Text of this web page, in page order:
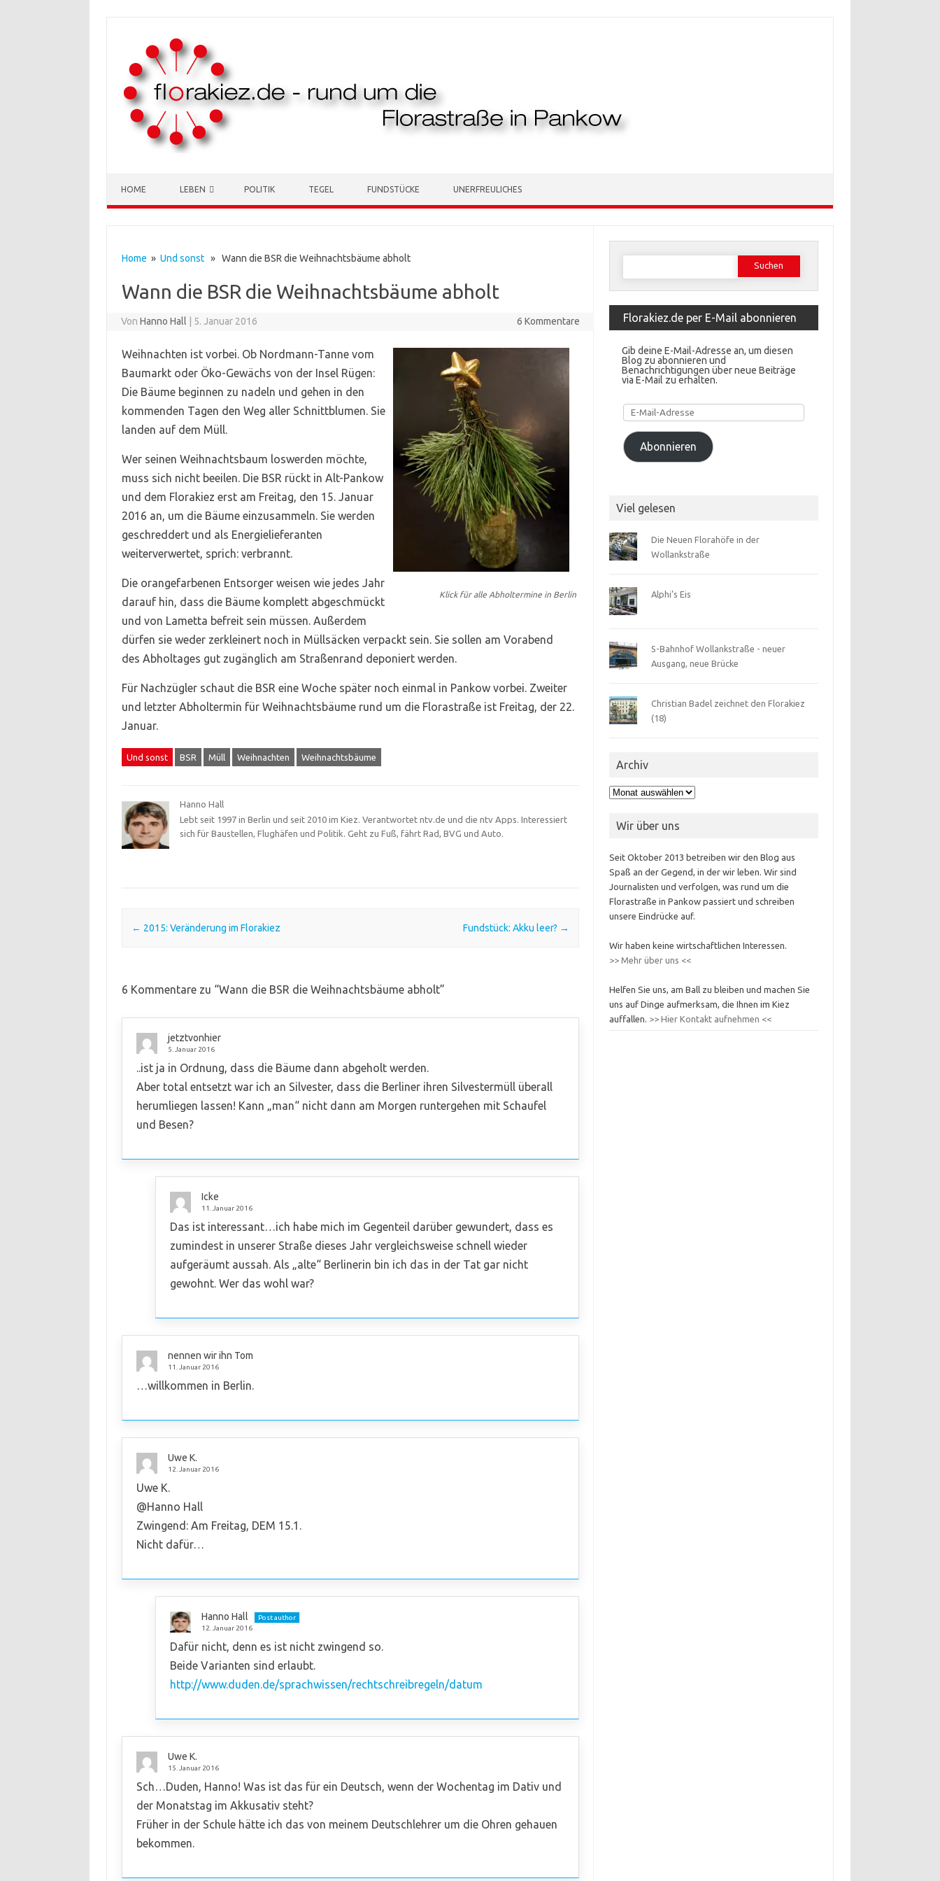
HOME LEBEN POLITIK TEGEL FUNDSTÜCKE UNERFREULICHES
Home » Und sonst» Wann die BSR die Weihnachtsbäume abholt
Wann die BSR die Weihnachtsbäume abholt
VonHanno Hall 5. Januar 2016 6 Kommentare
Klick für alle Abholtermine in Berlin
Weihnachten ist vorbei. Ob Nordmann-Tanne vom
Baumarkt oder Öko-Gewächs von der Insel Rügen:
Die Bäume beginnen zu nadeln und gehen in den
kommenden Tagen den Weg aller Schnittblumen. Sie
landen auf dem Müll.
Wer seinen Weihnachtsbaum loswerden möchte,
muss sich nicht beeilen. Die BSR rückt in Alt-Pankow
und dem Florakiez erst am Freitag, den 15. Januar
2016 an, um die Bäume einzusammeln. Sie werden
geschreddert und als Energielieferanten
weiterverwertet, sprich: verbrannt.
Die orangefarbenen Entsorger weisen wie jedes Jahr
darauf hin, dass die Bäume komplett abgeschmückt
und von Lametta befreit sein müssen. Außerdem
dürfen sie weder zerkleinert noch in Müllsäcken verpackt sein. Sie sollen am Vorabend
des Abholtages gut zugänglich am Straßenrand deponiert werden.
Für Nachzügler schaut die BSR eine Woche später noch einmal in Pankow vorbei. Zweiter
und letzter Abholtermin für Weihnachtsbäume rund um die Florastraße ist Freitag, der 22.
Januar.
Und sonst BSR Müll Weihnachten Weihnachtsbäume
Hanno Hall
Lebt seit 1997 in Berlin und seit 2010 im Kiez. Verantwortet ntv.de und die ntv Apps. Interessiert
sich für Baustellen, Flughäfen und Politik. Geht zu Fuß, fährt Rad, BVG und Auto.
Post navigation
← 2015: Veränderung im Florakiez Fundstück: Akku leer? →
6 Kommentare zu “Wann die BSR die Weihnachtsbäume abholt”
jetztvonhier
5. Januar 2016
..ist ja in Ordnung, dass die Bäume dann abgeholt werden.
Aber total entsetzt war ich an Silvester, dass die Berliner ihren Silvestermüll überall
herumliegen lassen! Kann „man“ nicht dann am Morgen runtergehen mit Schaufel
und Besen?
Icke
11. Januar 2016
Das ist interessant…ich habe mich im Gegenteil darüber gewundert, dass es
zumindest in unserer Straße dieses Jahr vergleichsweise schnell wieder
aufgeräumt aussah. Als „alte“ Berlinerin bin ich das in der Tat gar nicht
gewohnt. Wer das wohl war?
nennen wir ihn Tom
11. Januar 2016
…willkommen in Berlin.
Uwe K.
12. Januar 2016
Uwe K.
@Hanno Hall
Zwingend: Am Freitag, DEM 15.1.
Nicht dafür…
Hanno Hall
Post author
12. Januar 2016
Dafür nicht, denn es ist nicht zwingend so.
Beide Varianten sind erlaubt.
http://www.duden.de/sprachwissen/rechtschreibregeln/datum
Uwe K.
15. Januar 2016
Sch…Duden, Hanno! Was ist das für ein Deutsch, wenn der Wochentag im Dativ und
der Monatstag im Akkusativ steht?
Früher in der Schule hätte ich das von meinem Deutschlehrer um die Ohren gehauen
bekommen.
Suchen
Florakiez.de per E-Mail abonnieren
Gib deine E-Mail-Adresse an, um diesen
Blog zu abonnieren und
Benachrichtigungen über neue Beiträge
via E-Mail zu erhalten.
E-
Mail-
Adresse
Abonnieren
Viel gelesen
Die Neuen Florahöfe in der
Wollankstraße
Alphi’s Eis
S-Bahnhof Wollankstraße - neuer
Ausgang, neue Brücke
Christian Badel zeichnet den Florakiez
(18)
Archiv
Archiv
Wir über uns
Seit Oktober 2013 betreiben wir den Blog aus
Spaß an der Gegend, in der wir leben. Wir sind
Journalisten und verfolgen, was rund um die
Florastraße in Pankow passiert und schreiben
unsere Eindrücke auf.
Wir haben keine wirtschaftlichen Interessen.
>> Mehr über uns <<
Helfen Sie uns, am Ball zu bleiben und machen Sie
uns auf Dinge aufmerksam, die Ihnen im Kiez
auffallen. >> Hier Kontakt aufnehmen <<